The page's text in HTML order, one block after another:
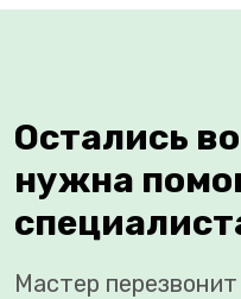
Остались
нужна
Мастер